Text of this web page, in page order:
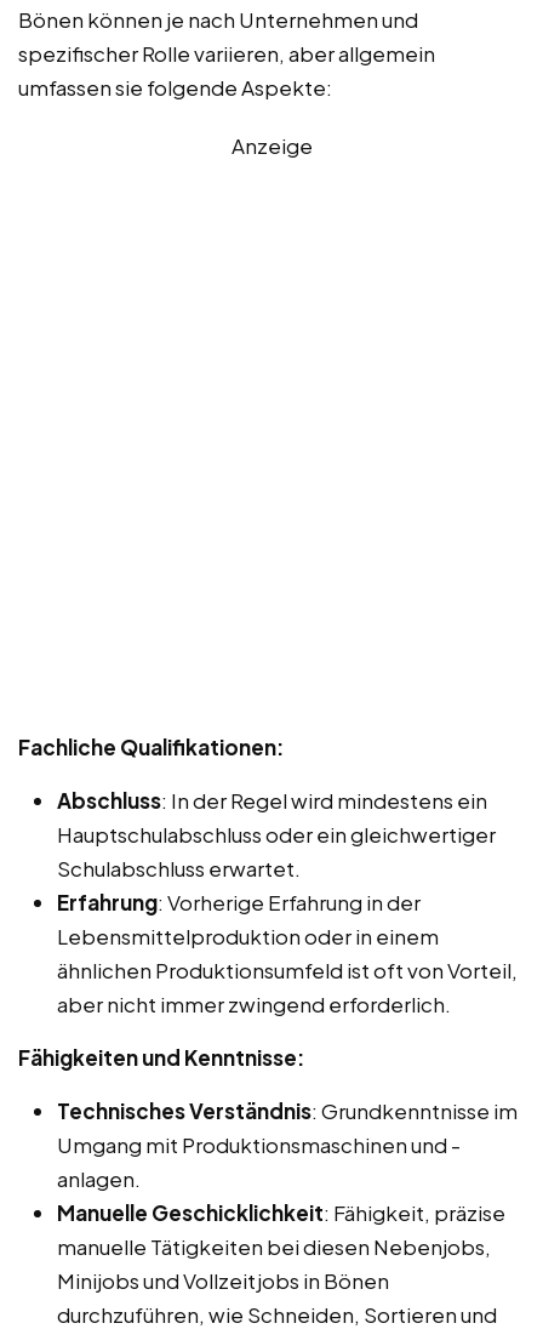
Bönen können je nach Unternehmen und
spezifischer Rolle variieren, aber allgemein
umfassen sie folgende Aspekte:
Anzeige
Fachliche Qualifikationen:
Abschluss: In der Regel wird mindestens ein
Hauptschulabschluss oder ein gleichwertiger
Schulabschluss erwartet.
Erfahrung: Vorherige Erfahrung in der
Lebensmittelproduktion oder in einem
ähnlichen Produktionsumfeld ist oft von Vorteil,
aber nicht immer zwingend erforderlich.
Fähigkeiten und Kenntnisse:
Technisches Verständnis: Grundkenntnisse im
Umgang mit Produktionsmaschinen und -
anlagen.
Manuelle Geschicklichkeit: Fähigkeit, präzise
manuelle Tätigkeiten bei diesen Nebenjobs,
Minijobs und Vollzeitjobs in Bönen
durchzuführen, wie Schneiden, Sortieren und